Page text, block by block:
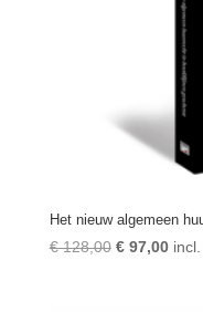
Het nieuw algemeen
€128,00 €97,00